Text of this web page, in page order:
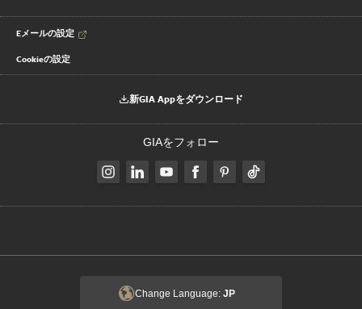
Eメールの設定
Cookieの設定
新GIA Appをダウンロード
GIAをフォロー
Change Language: JP